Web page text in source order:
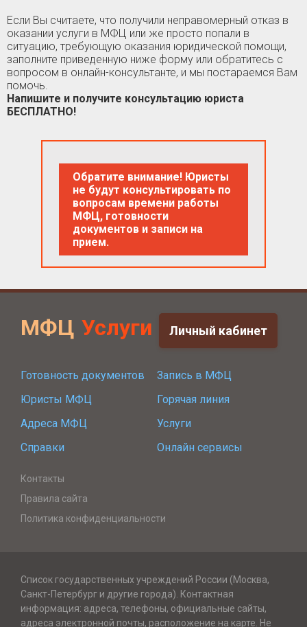
Если Вы считаете, что получили неправомерный отказ в
оказании услуги в МФЦ или же просто попали в
ситуацию, требующую оказания юридической помощи,
заполните приведенную ниже форму или обратитесь с
вопросом в онлайн-консультанте, и мы постараемся Вам
помочь.
Напишите и получите консультацию юриста
БЕСПЛАТНО!
Обратите внимание! Юристы
не будут консультировать по
вопросам времени работы
МФЦ, готовности
документов и записи на
прием.
МФЦ Услуги Личный кабинет
Готовность документов
Запись в МФЦ
Юристы МФЦ
Горячая линия
Адреса МФЦ
Услуги
Справки
Онлайн сервисы
Контакты
Правила сайта
Политика конфиденциальности
Список государственных учреждений России (Москва,
Санкт-Петербург и другие города). Контактная
информация: адреса, телефоны, официальные сайты,
адреса электронной почты, расположение на карте. Не